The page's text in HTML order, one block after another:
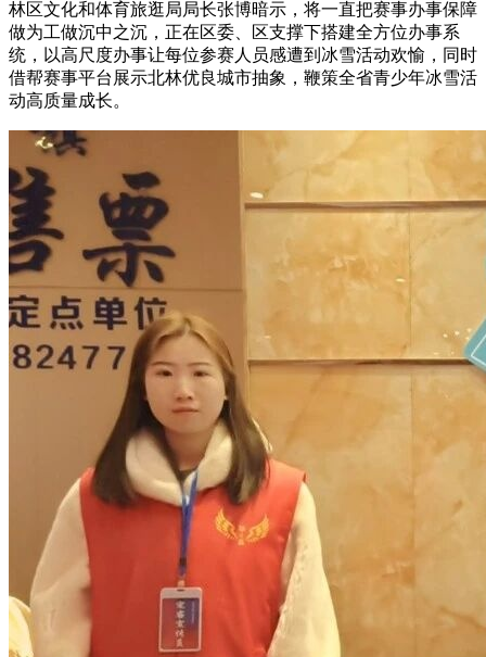
林区文化和体育旅逛局局长张博暗示，将一直把赛事办事保障
做为工做沉中之沉，正在区委、区支撑下搭建全方位办事系
统，以高尺度办事让每位参赛人员感遭到冰雪活动欢愉，同时
借帮赛事平台展示北林优良城市抽象，鞭策全省青少年冰雪活
动高质量成长。